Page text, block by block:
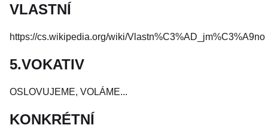
VLASTNÍ
https://cs.wikipedia.org/wiki/Vlastn%C3%AD_jm%C3%A9no
5.VOKATIV
OSLOVUJEME, VOLÁME...
KONKRÉTNÍ